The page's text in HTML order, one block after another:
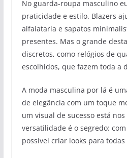
No guarda-roupa masculino
praticidade e estilo. Blazers
alfaiataria e sapatos
presentes. Mas o grande
discretos, como relógios de
escolhidos, que fazem toda a
A moda masculina por lá é
de elegância com um toque
um visual de sucesso está
versatilidade é o segredo:
possível criar looks para todas